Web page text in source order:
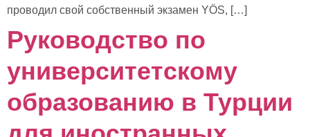
проводил свой собственный экзамен YÖS, […]
Руководство по
университетскому
образованию в Турции